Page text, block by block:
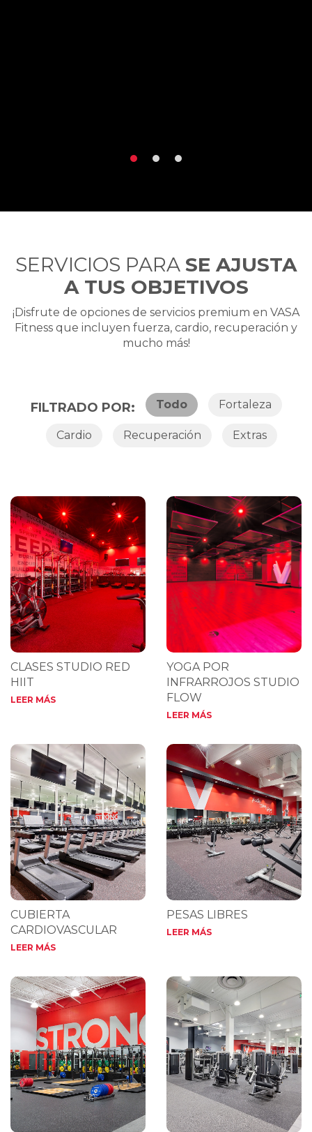
SERVICIOS PARA SE AJUSTA
A TUS OBJETIVOS
¡Disfrute de opciones de servicios premium en VASA
Fitness que incluyen fuerza, cardio, recuperación y
mucho más!
FILTRADO POR: Todo Fortaleza
Cardio Recuperación Extras
CLASES STUDIO RED
HIIT
LEER MÁS
YOGA POR
INFRARROJOS STUDIO
FLOW
LEER MÁS
CUBIERTA
CARDIOVASCULAR
LEER MÁS
PESAS LIBRES
LEER MÁS